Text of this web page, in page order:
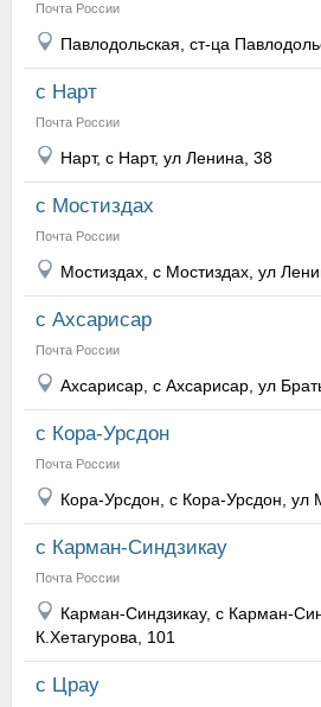
Почта России
Павлодольская, ст-ца
с Нарт
Почта России
Нарт, с Нарт, ул Ленина, 38
с Мостиздах
Почта России
Мостиздах, с Мостиздах, ул
с Ахсарисар
Почта России
Ахсарисар, с Ахсарисар, ул
с Кора-Урсдон
Почта России
Кора-Урсдон, с Кора-Урсдон, ул
с Карман-Синдзикау
Почта России
Карман-Синдзикау, с Карман-
К.Хетагурова, 101
с Црау